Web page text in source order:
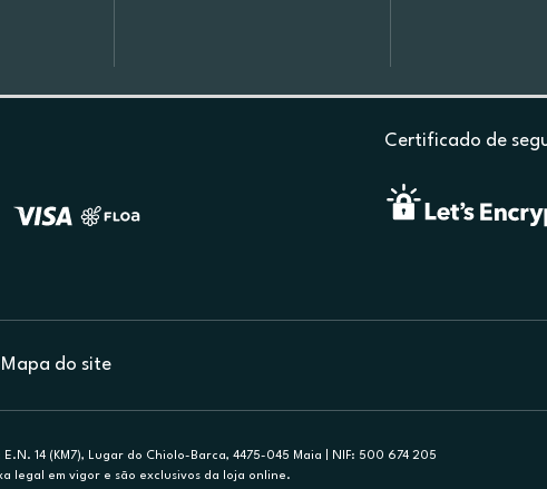
Certificado de
Mapa do site
14 (KM7), Lugar do Chiolo-Barca, 4475-045 Maia | NIF: 500 674 205
legal em vigor e são exclusivos da loja online.